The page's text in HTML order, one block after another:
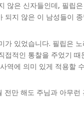
않은 신자들인데, 필립
되지 않은 이 남성들이
가 있었습니다. 필립은
접적인 통찰을 주었기
역에 의미 있게 적용할
전만 해도 주님과 아무